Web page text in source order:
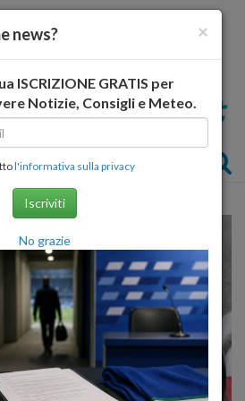
×
news?
ISCRIZIONE GRATIS per
Notizie, Consigli e Meteo.
l'informativa sulla privacy
Iscriviti
No grazie